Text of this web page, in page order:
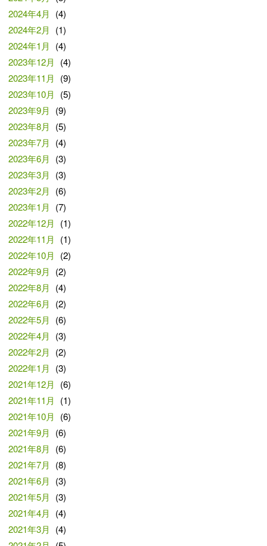
2024年4月
(4)
2024年2月
(1)
2024年1月
(4)
2023年12月
(4)
2023年11月
(9)
2023年10月
(5)
2023年9月
(9)
2023年8月
(5)
2023年7月
(4)
2023年6月
(3)
2023年3月
(3)
2023年2月
(6)
2023年1月
(7)
2022年12月
(1)
2022年11月
(1)
2022年10月
(2)
2022年9月
(2)
2022年8月
(4)
2022年6月
(2)
2022年5月
(6)
2022年4月
(3)
2022年2月
(2)
2022年1月
(3)
2021年12月
(6)
2021年11月
(1)
2021年10月
(6)
2021年9月
(6)
2021年8月
(6)
2021年7月
(8)
2021年6月
(3)
2021年5月
(3)
2021年4月
(4)
2021年3月
(4)